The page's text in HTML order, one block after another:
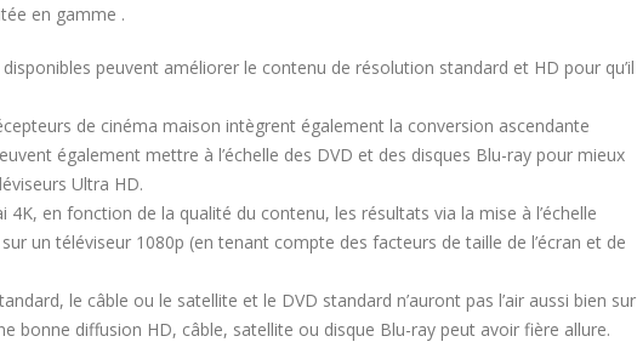
en gamme .
peuvent améliorer le contenu de résolution standard et HD pour qu’il
de cinéma maison intègrent également la conversion ascendante
également mettre à l’échelle des DVD et des disques Blu-ray pour mieux
Ultra HD.
4K, en fonction de la qualité du contenu, les résultats via la mise à l’échelle
un téléviseur 1080p (en tenant compte des facteurs de taille de l’écran et de
le câble ou le satellite et le DVD standard n’auront pas l’air aussi bien sur
bonne diffusion HD, câble, satellite ou disque Blu-ray peut avoir fière allure.